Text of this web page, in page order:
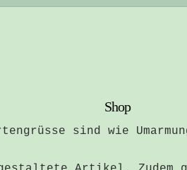
Shop
sind wie